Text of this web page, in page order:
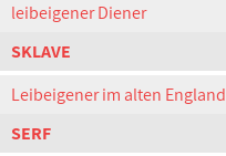
leibeigener Diener
SKLAVE
Leibeigener im alten England
SERF